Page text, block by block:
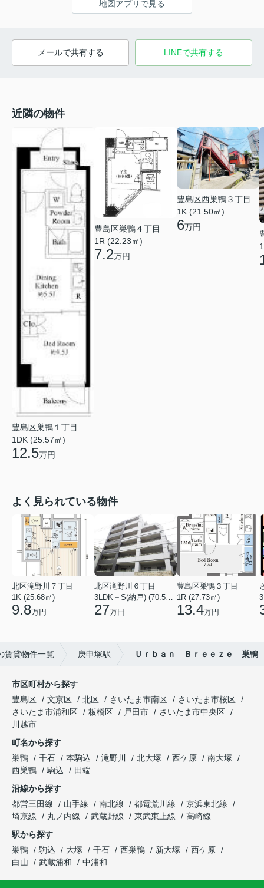
地図アプリで見る
メールで共有する LINEで共有する
近隣の物件
豊島区巣鴨１丁目
1DK (25.57㎡)
12.5万円
豊島区巣鴨４丁目
1R (22.23㎡)
7.2万円
豊島区西巣鴨３丁目
1K (21.50㎡)
6万円
よく見られている物件
北区滝野川７丁目
1K (25.68㎡)
9.8万円
北区滝野川６丁目
27万円
豊島区巣鴨３丁目
1R (27.73㎡)
13.4万円
賃貸物件一覧 庚申塚駅 Ｕｒｂａｎ Ｂｒｅｅｚｅ 巣鴨
市区町村から探す
豊島区
文京区 北区 さいたま市南区
さいたま市桜区
さいたま市浦和区
板橋区 戸田市
さいたま市中央区
川越市
町名から探す
巣鴨
千石 本駒込 滝野川 北大塚 西ケ原
南大塚
西巣鴨
駒込
田端
沿線から探す
都営三田線
山手線 南北線 都電荒川線
京浜東北線
埼京線
丸ノ内線 武蔵野線 東武東上線
高崎線
駅から探す
巣鴨
駒込 大塚 千石 西巣鴨 新大塚
西ケ原
白山
武蔵浦和 中浦和